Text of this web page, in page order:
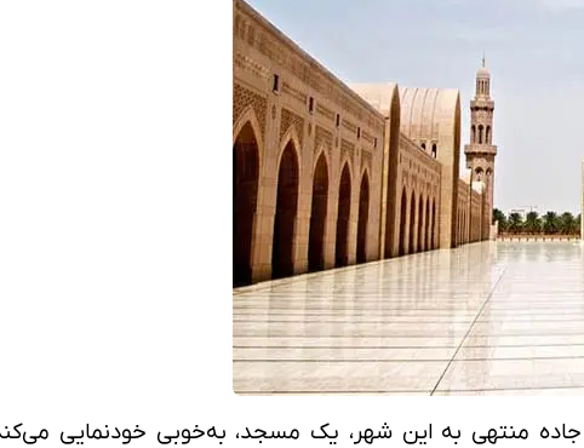
منتهی به این شهر، یک مسجد، به‌خوبی خودنمایی